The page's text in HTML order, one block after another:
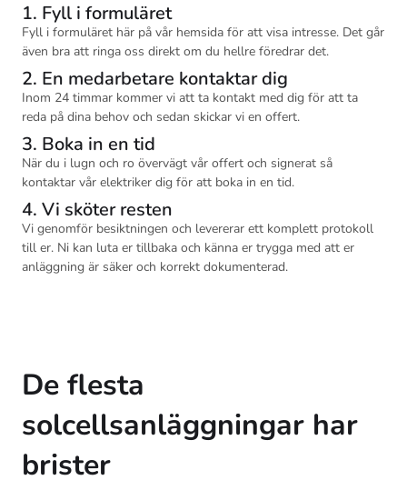
1. Fyll i formuläret
Fyll i formuläret här på vår hemsida för att visa intresse. Det går
även bra att ringa oss direkt om du hellre föredrar det.
2. En medarbetare kontaktar dig
Inom 24 timmar kommer vi att ta kontakt med dig för att ta
reda på dina behov och sedan skickar vi en offert.
3. Boka in en tid
När du i lugn och ro övervägt vår offert och signerat så
kontaktar vår elektriker dig för att boka in en tid.
4. Vi sköter resten
Vi genomför besiktningen och levererar ett komplett protokoll
till er. Ni kan luta er tillbaka och känna er trygga med att er
anläggning är säker och korrekt dokumenterad.
De flesta
solcellsanläggningar har
brister